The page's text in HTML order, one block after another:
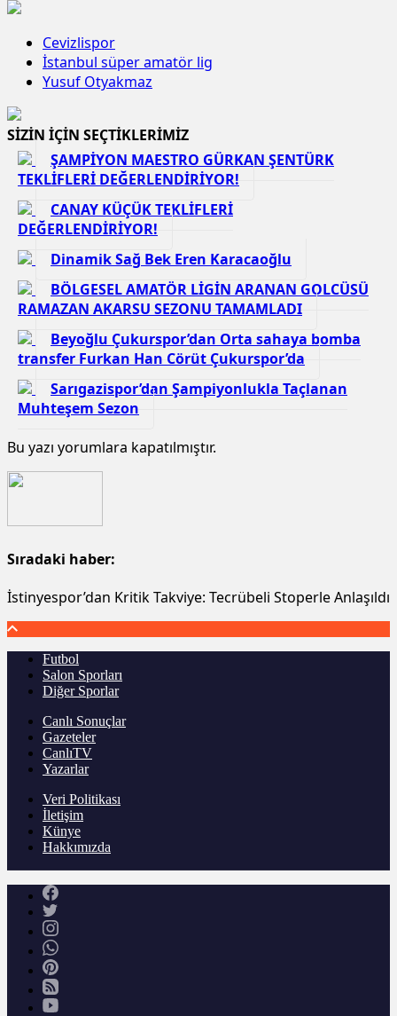
Cevizlispor
İstanbul süper amatör lig
Yusuf Otyakmaz
SİZİN İÇİN SEÇTİKLERİMİZ
ŞAMPİYON MAESTRO GÜRKAN ŞENTÜRK
TEKLİFLERİ DEĞERLENDİRİYOR!
CANAY KÜÇÜK TEKLİFLERİ
DEĞERLENDİRİYOR!
Dinamik Sağ Bek Eren Karacaoğlu
BÖLGESEL AMATÖR LİGİN ARANAN GOLCÜSÜ
RAMAZAN AKARSU SEZONU TAMAMLADI
Beyoğlu Çukurspor’dan Orta sahaya bomba
transfer Furkan Han Cörüt Çukurspor’da
Sarıgazispor’dan Şampiyonlukla Taçlanan
Muhteşem Sezon
Bu yazı yorumlara kapatılmıştır.
Sıradaki haber:
İstinyespor’dan Kritik Takviye: Tecrübeli Stoperle Anlaşıldı
Futbol
Salon Sporları
Diğer Sporlar
Canlı Sonuçlar
Gazeteler
CanlıTV
Yazarlar
Veri Politikası
İletişim
Künye
Hakkımızda